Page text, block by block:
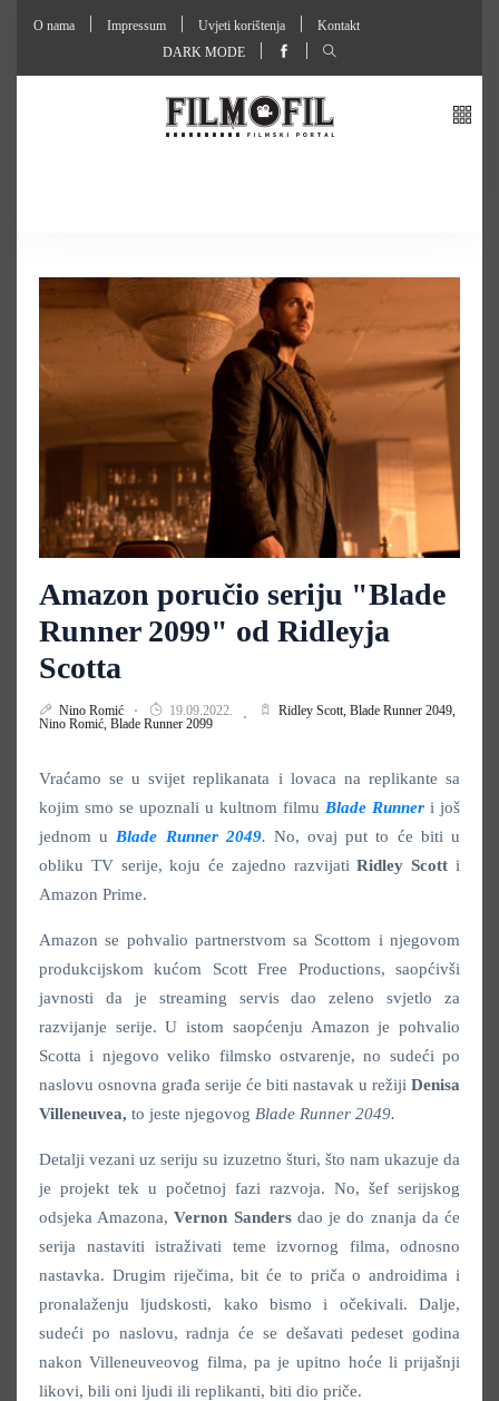
O nama Impressum Uvjeti korištenja
Kontakt
DARK MODE
Amazon poručio seriju "Blade
Runner 2099" od Ridleyja
Scotta
Nino Romić 19.09.2022. Ridley Scott, Blade Runner 2049,
Nino Romić, Blade Runner 2099
Vraćamo se u svijet replikanata i lovaca na replikante sa
kojim smo se upoznali u kultnom filmu Blade Runner i još
jednom u Blade Runner 2049. No, ovaj put to će biti u
obliku TV serije, koju će zajedno razvijatiRidley Scotti
Amazon Prime.
Amazon se pohvalio partnerstvom sa Scottom i njegovom
produkcijskom kućom Scott Free Productions, saopćivši
javnosti da je streaming servis dao zeleno svjetlo za
razvijanje serije. U istom saopćenju Amazon je pohvalio
Scotta i njegovo veliko filmsko ostvarenje, no sudeći po
naslovu osnovna građa serije će biti nastavak u režiji Denisa
Villeneuvea, to jeste njegovog Blade Runner 2049.
Detalji vezani uz seriju su izuzetno šturi, što nam ukazuje da
je projekt tek u početnoj fazi razvoja. No, šef serijskog
odsjeka Amazona,Vernon Sanders dao je do znanja da će
serija nastaviti istraživati teme izvornog filma, odnosno
nastavka. Drugim riječima, bit će to priča o androidima i
pronalaženju ljudskosti, kako bismo i očekivali. Dalje,
sudeći po naslovu, radnja će se dešavati pedeset godina
nakon Villeneuveovog filma, pa je upitno hoće li prijašnji
likovi, bili oni ljudi ili replikanti, biti dio priče.